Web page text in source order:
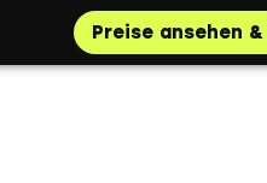
Preise ansehen